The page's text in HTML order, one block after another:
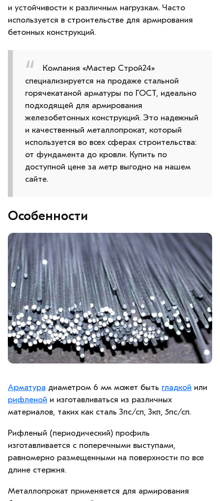
и устойчивости к различным нагрузкам. Часто
используется в строительстве для армирования
бетонных конструкций.
Компания «Мастер Строй24»
специализируется на продаже стальной
горячекатаной арматуры по ГОСТ, идеально
подходящей для армирования
железобетонных конструкций. Это надежный
и качественный металлопрокат, который
используется во всех сферах строительства:
от фундамента до кровли. Купить по
доступной цене за метр выгодно на нашем
сайте.
Особенности
Арматура диаметром 6 мм может быть гладкой или
рифленой и изготавливаться из различных
материалов, таких как сталь 3пс/сп, 3кп, 5пс/сп.
Рифленый (периодический) профиль
изготавливается с поперечными выступами,
равномерно размещенными на поверхности по все
длине стержня.
Металлопрокат применяется для армирования